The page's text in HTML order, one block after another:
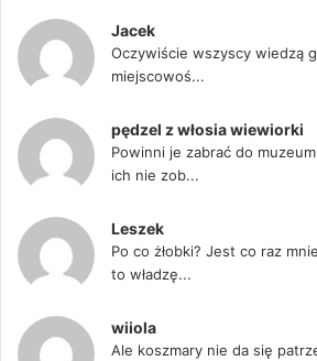
Jacek
Oczywiście wszyscy wiedzą
miejscowoś...
pędzel z włosia wiewiorki
Powinni je zabrać do
ich nie zob...
Leszek
Po co żłobki? Jest co raz
to władzę...
wiiola
Ale koszmary nie da się